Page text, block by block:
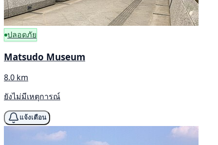
ปลอดภัย
Matsudo Museum
8.0 km
ยังไม่มีเหตุการณ์
แจ้งเตือน